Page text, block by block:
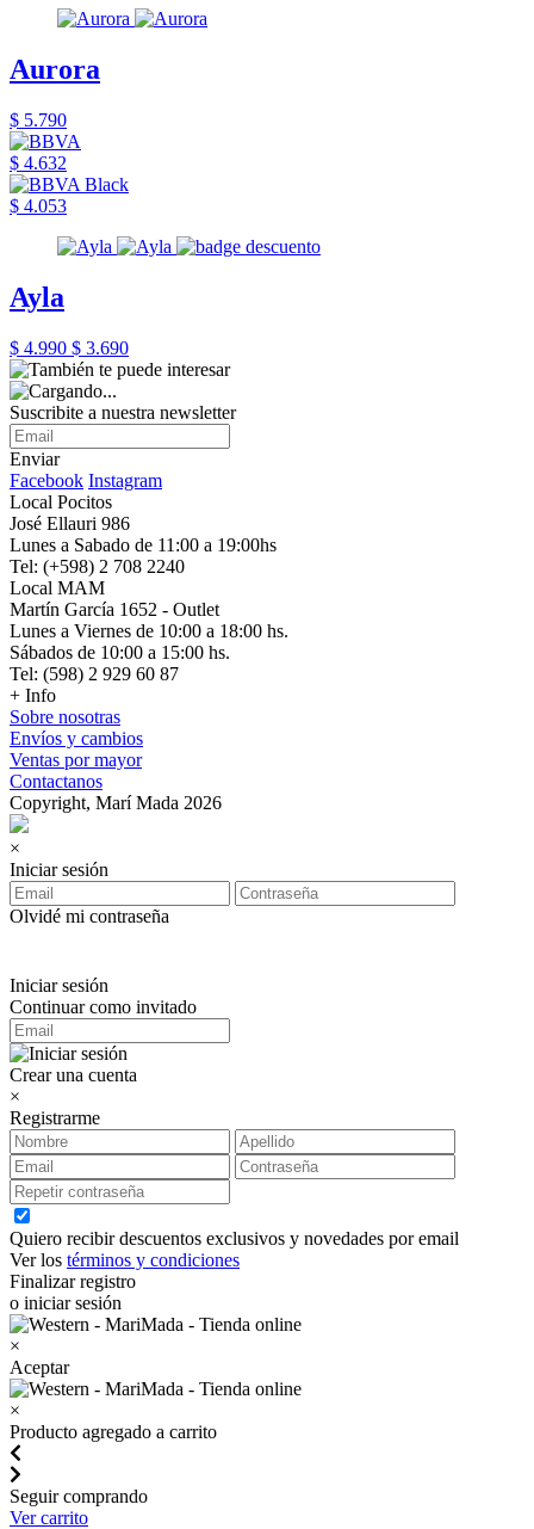
Aurora
$ 5.790
$ 4.632
$ 4.053
Ayla
$ 4.990 $ 3.690
Suscribite a nuestra newsletter
Enviar
Facebook Instagram
Local Pocitos
José Ellauri 986
Lunes a Sabado de 11:00 a 19:00hs
Tel: (+598) 2 708 2240
Local MAM
Martín García 1652 - Outlet
Lunes a Viernes de 10:00 a 18:00 hs.
Sábados de 10:00 a 15:00 hs.
Tel: (598) 2 929 60 87
+ Info
Sobre nosotras
Envíos y cambios
Ventas por mayor
Contactanos
Copyright, Marí Mada 2026
×
Iniciar sesión
Olvidé mi contraseña
Iniciar sesión
Continuar como invitado
Crear una cuenta
×
Registrarme
Quiero recibir descuentos exclusivos y novedades por email
Ver los términos y condiciones
Finalizar registro
o iniciar sesión
×
Aceptar
×
Producto agregado a carrito
Seguir comprando
Ver carrito